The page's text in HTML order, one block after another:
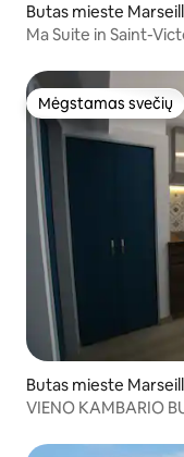
Butas mieste
Ma Suite in Saint-
Mėgstamas svečių
Mėgstamas svečių
Butas mieste
VIENO KAMBARIO